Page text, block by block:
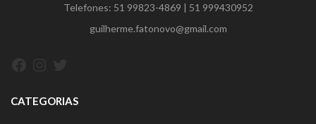
Telefones: 51 99823-4869 | 51 999430952
guilherme.fatonovo@gmail.com
CATEGORIAS